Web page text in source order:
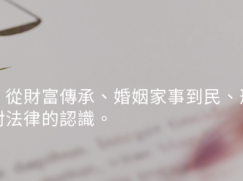
財富傳承、婚姻家事到民
律的認識。